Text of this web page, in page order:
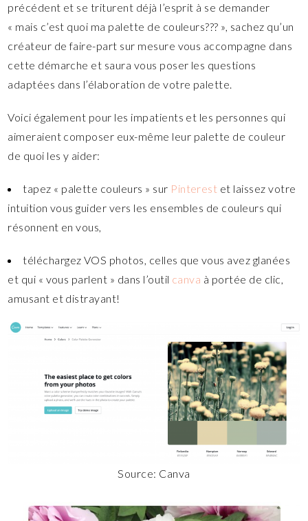
précédent et se triturent déjà l’esprit à se demander
« mais c’est quoi ma palette de couleurs??? », sachez qu’un
créateur de faire-part sur mesure vous accompagne dans
cette démarche et saura vous poser les questions
adaptées dans l’élaboration de votre palette.
Voici également pour les impatients et les personnes qui
aimeraient composer eux-même leur palette de couleur
de quoi les y aider:
tapez « palette couleurs » sur Pinterest et laissez votre
intuition vous guider vers les ensembles de couleurs qui
résonnent en vous,
téléchargez VOS photos, celles que vous avez glanées
et qui « vous parlent » dans l’outil canva à portée de clic,
amusant et distrayant!
Source: Canva